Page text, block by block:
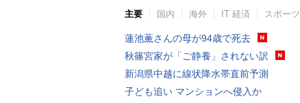
主要 国内 海外 IT 経済 スポーツ
蓮池薫さんの母が94歳で死去
秋篠宮家が「ご静養」されない訳
新潟県中越に線状降水帯直前予測
子ども追い マンションへ侵入か